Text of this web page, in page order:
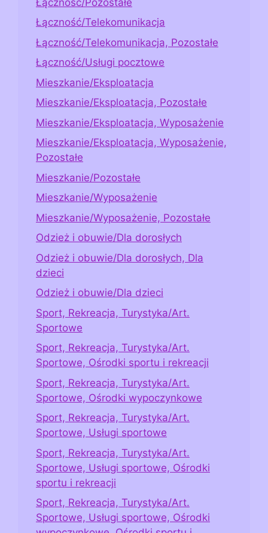
Łączność/Telekomunikacja
Łączność/Telekomunikacja, Pozostałe
Łączność/Usługi pocztowe
Mieszkanie/Eksploatacja
Mieszkanie/Eksploatacja, Pozostałe
Mieszkanie/Eksploatacja, Wyposażenie
Mieszkanie/Eksploatacja, Wyposażenie,
Pozostałe
Mieszkanie/Pozostałe
Mieszkanie/Wyposażenie
Mieszkanie/Wyposażenie, Pozostałe
Odzież i obuwie/Dla dorosłych
Odzież i obuwie/Dla dorosłych, Dla
dzieci
Odzież i obuwie/Dla dzieci
Sport, Rekreacja, Turystyka/Art.
Sportowe
Sport, Rekreacja, Turystyka/Art.
Sportowe, Ośrodki sportu i rekreacji
Sport, Rekreacja, Turystyka/Art.
Sportowe, Ośrodki wypoczynkowe
Sport, Rekreacja, Turystyka/Art.
Sportowe, Usługi sportowe
Sport, Rekreacja, Turystyka/Art.
Sportowe, Usługi sportowe, Ośrodki
sportu i rekreacji
Sport, Rekreacja, Turystyka/Art.
Sportowe, Usługi sportowe, Ośrodki